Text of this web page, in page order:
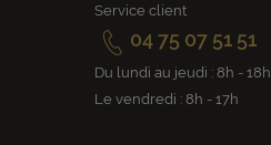
Service client
04 75 07 51 51
Du lundi au jeudi : 8h - 18h
Le vendredi : 8h - 17h